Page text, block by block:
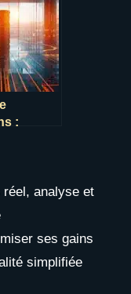
:
analyse et
ses gains
simplifiée